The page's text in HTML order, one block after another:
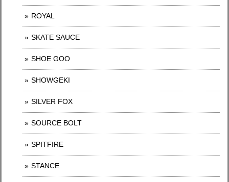
ROYAL
SKATE SAUCE
SHOE GOO
SHOWGEKI
SILVER FOX
SOURCE BOLT
SPITFIRE
STANCE